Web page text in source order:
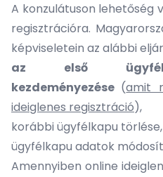
A konzulátuson lehetőség
regisztrációra.
képviseletein az alábbi
az első
kezdeményezése (amit
ideiglenes regisztráció),
korábbi ügyfélkapu törlése,
ügyfélkapu adatok
Amennyiben online